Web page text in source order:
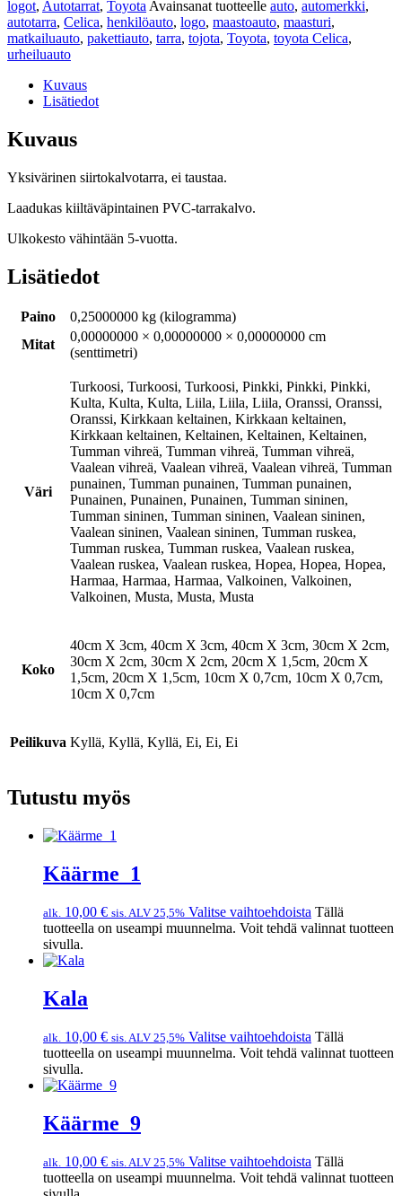
logot, Autotarrat, Toyota Avainsanat tuotteelle auto, automerkki,
autotarra, Celica, henkilöauto, logo, maastoauto, maasturi,
matkailuauto, pakettiauto, tarra, tojota, Toyota, toyota Celica,
urheiluauto
Kuvaus
Lisätiedot
Kuvaus
Yksivärinen siirtokalvotarra, ei taustaa.
Laadukas kiiltäväpintainen PVC-tarrakalvo.
Ulkokesto vähintään 5-vuotta.
Lisätiedot
Paino
0,25000000 kg (kilogramma)
Mitat
0,00000000 × 0,00000000 × 0,00000000 cm
(senttimetri)
Väri
Turkoosi, Turkoosi, Turkoosi, Pinkki, Pinkki, Pinkki,
Kulta, Kulta, Kulta, Liila, Liila, Liila, Oranssi, Oranssi,
Oranssi, Kirkkaan keltainen, Kirkkaan keltainen,
Kirkkaan keltainen, Keltainen, Keltainen, Keltainen,
Tumman vihreä, Tumman vihreä, Tumman vihreä,
Vaalean vihreä, Vaalean vihreä, Vaalean vihreä, Tumman
punainen, Tumman punainen, Tumman punainen,
Punainen, Punainen, Punainen, Tumman sininen,
Tumman sininen, Tumman sininen, Vaalean sininen,
Vaalean sininen, Vaalean sininen, Tumman ruskea,
Tumman ruskea, Tumman ruskea, Vaalean ruskea,
Vaalean ruskea, Vaalean ruskea, Hopea, Hopea, Hopea,
Harmaa, Harmaa, Harmaa, Valkoinen, Valkoinen,
Valkoinen, Musta, Musta, Musta
Koko
40cm X 3cm, 40cm X 3cm, 40cm X 3cm, 30cm X 2cm,
30cm X 2cm, 30cm X 2cm, 20cm X 1,5cm, 20cm X
1,5cm, 20cm X 1,5cm, 10cm X 0,7cm, 10cm X 0,7cm,
10cm X 0,7cm
Peilikuva Kyllä, Kyllä, Kyllä, Ei, Ei, Ei
Tutustu myös
Käärme_1
alk. 10,00 € sis. ALV 25,5% Valitse vaihtoehdoista Tällä
tuotteella on useampi muunnelma. Voit tehdä valinnat tuotteen
sivulla.
Kala
alk. 10,00 € sis. ALV 25,5% Valitse vaihtoehdoista Tällä
tuotteella on useampi muunnelma. Voit tehdä valinnat tuotteen
sivulla.
Käärme_9
alk. 10,00 € sis. ALV 25,5% Valitse vaihtoehdoista Tällä
tuotteella on useampi muunnelma. Voit tehdä valinnat tuotteen